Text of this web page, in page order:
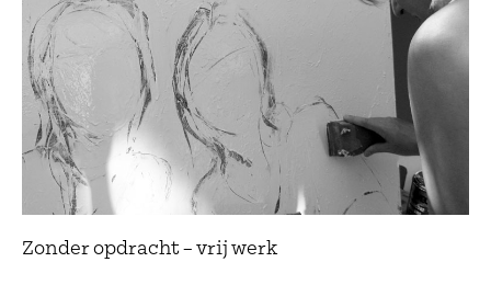
Zonder opdracht – vrij werk